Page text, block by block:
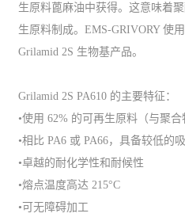
生原料蓖麻油中获得。这意味着
生原料制成。EMS-GRIVORY 使
Grilamid 2S 生物基产品。
Grilamid 2S PA610 的主要特征：
•使用 62% 的可再生原料（与聚合
•相比 PA6 或 PA66，具备较低的
•卓越的耐化学性和耐候性
•熔点温度高达 215°C
•可无障碍加工